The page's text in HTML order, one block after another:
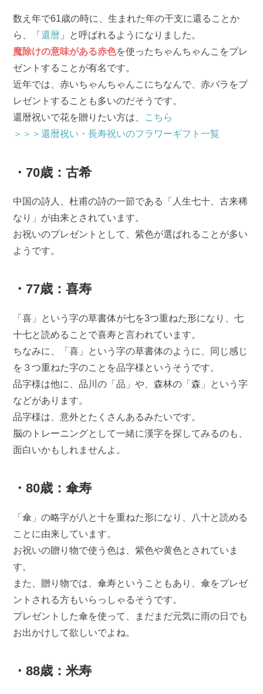
数え年で61歳の時に、生まれた年の干支に還ることか
ら、「還暦 」と呼ばれるようになりました。
魔除けの意味がある赤色を使ったちゃんちゃんこをプレ
ゼントすることが有名です。
近年では、赤いちゃんちゃんこにちなんで、赤バラをプ
レゼントすることも多いのだそうです。
還暦祝いで花を贈りたい方は、 こちら
＞＞＞還暦祝い・長寿祝いのフラワーギフト一覧
・70歳：古希
中国の詩人、杜甫の詩の一節である「人生七十、古来稀
なり」が由来とされています。
お祝いのプレゼントとして、紫色が選ばれることが多い
ようです。
・77歳：喜寿
「喜」という字の草書体が七を3つ重ねた形になり、七
十七と読めることで喜寿と言われています。
ちなみに、「喜」という字の草書体のように、同じ感じ
を３つ重ねた字のことを品字様というそうです。
品字様は他に、品川の「品」や、森林の「森」という字
などがあります。
品字様は、意外とたくさんあるみたいです。
脳のトレーニングとして一緒に漢字を探してみるのも、
面白いかもしれませんよ。
・80歳：傘寿
「傘」の略字が八と十を重ねた形になり、八十と読める
ことに由来しています。
お祝いの贈り物で使う色は、紫色や黄色とされていま
す。
また、贈り物では、傘寿ということもあり、傘をプレゼ
ントされる方もいらっしゃるそうです。
プレゼントした傘を使って、まだまだ元気に雨の日でも
お出かけして欲しいでよね。
・88歳：米寿